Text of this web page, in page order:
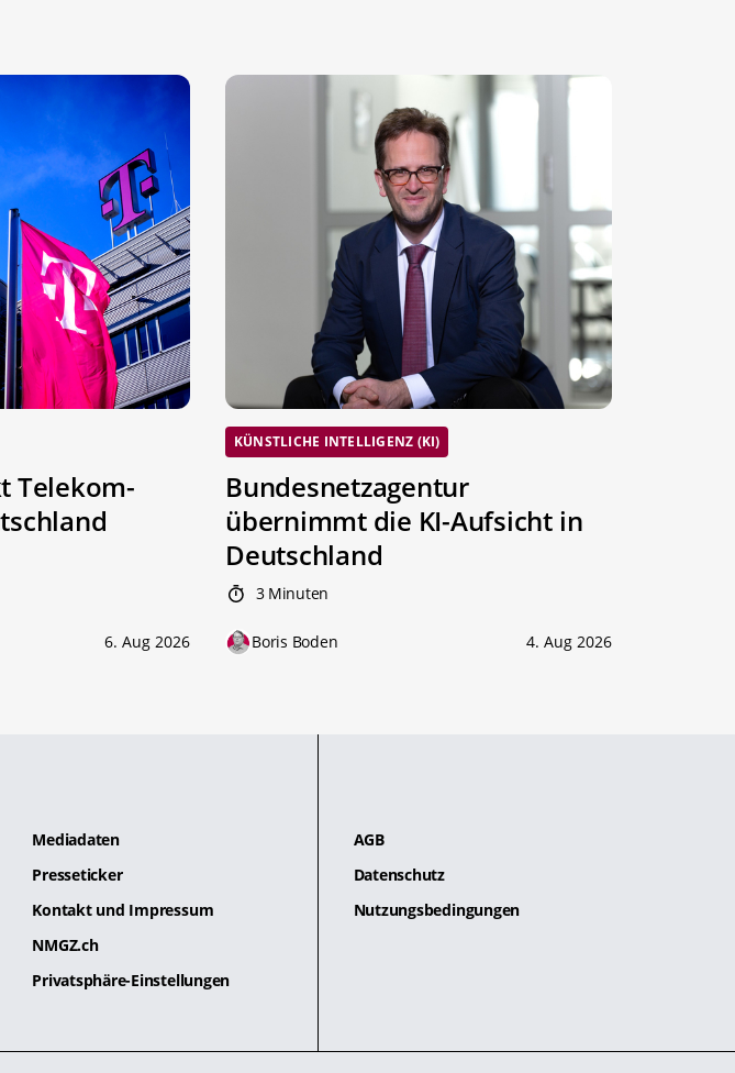
Telekom-
6. Aug 2026
KÜNSTLICHE INTELLIGENZ (KI)
Bundesnetzagentur
übernimmt die KI-Aufsicht in
Deutschland
3 Minuten
Boris Boden 4. Aug 2026
Mediadaten
Presseticker
Kontakt und Impressum
NMGZ.ch
Privatsphäre-Einstellungen
AGB
Datenschutz
Nutzungsbedingungen